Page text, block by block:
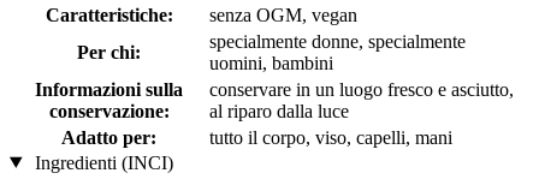
Caratteristiche:
senza OGM, vegan
Per chi:
specialmente donne, specialmente
uomini, bambini
Informazioni sulla
conservazione:
conservare in un luogo fresco e asciutto,
al riparo dalla luce
Adatto per:
tutto il corpo, viso, capelli, mani
Ingredienti (INCI)